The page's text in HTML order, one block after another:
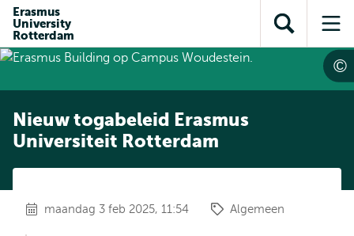
inhoud
gaan
gaan
Direct naar
subnavigatie
Erasmus
University
Rotterdam
Toon
zoekveld
Nieuw togabeleid Erasmus
Universiteit Rotterdam
maandag 3 feb 2025, 11:54 Algemeen